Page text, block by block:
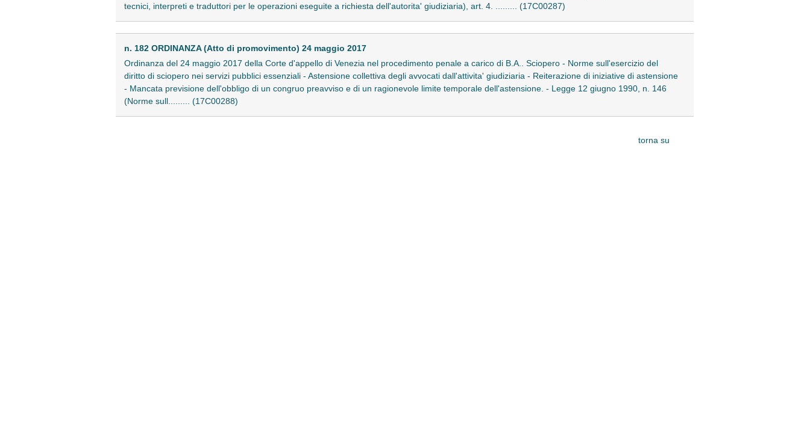
tecnici, interpreti e traduttori per le operazioni eseguite a richiesta dell'autorita' giudiziaria), art. 4. ......... (17C00287)
n. 182 ORDINANZA (Atto di promovimento) 24 maggio 2017
Ordinanza del 24 maggio 2017 della Corte d'appello di Venezia nel procedimento penale a carico di B.A.. Sciopero - Norme sull'esercizio del
diritto di sciopero nei servizi pubblici essenziali - Astensione collettiva degli avvocati dall'attivita' giudiziaria - Reiterazione di iniziative di astensione
- Mancata previsione dell'obbligo di un congruo preavviso e di un ragionevole limite temporale dell'astensione. - Legge 12 giugno 1990, n. 146
(Norme sull......... (17C00288)
torna su